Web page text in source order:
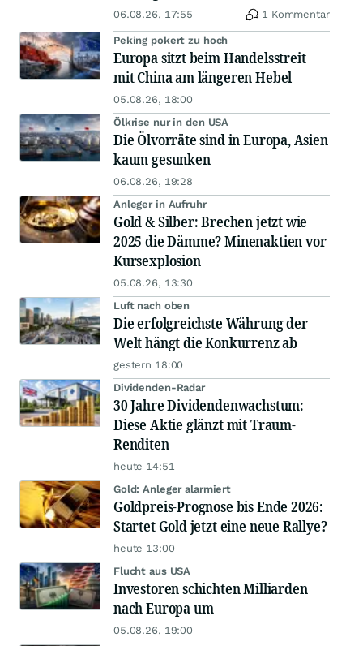
06.08.26, 17:55 1 Kommentar
Peking pokert zu hoch
Europa sitzt beim Handelsstreit
mit China am längeren Hebel
05.08.26, 18:00
Ölkrise nur in den USA
Die Ölvorräte sind in Europa, Asien
kaum gesunken
06.08.26, 19:28
Anleger in Aufruhr
Gold & Silber: Brechen jetzt wie
2025 die Dämme? Minenaktien vor
Kursexplosion
05.08.26, 13:30
Luft nach oben
Die erfolgreichste Währung der
Welt hängt die Konkurrenz ab
gestern 18:00
Dividenden-Radar
30 Jahre Dividendenwachstum:
Diese Aktie glänzt mit Traum-
Renditen
heute 14:51
Gold: Anleger alarmiert
Goldpreis-Prognose bis Ende 2026:
Startet Gold jetzt eine neue Rallye?
heute 13:00
Flucht aus USA
Investoren schichten Milliarden
nach Europa um
05.08.26, 19:00